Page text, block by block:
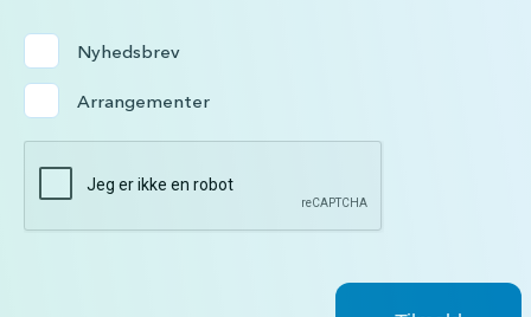
Nyhedsbrev
Arrangementer